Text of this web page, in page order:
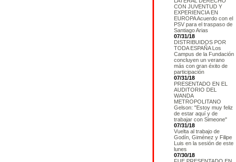
CON JUVENTUD Y
EXPERIENCIA EN
EUROPA Acuerdo con el
PSV para el traspaso de
Santiago Arias
07/31/18
DISTRIBUIDOS POR
TODA ESPAÑA Los
Campus de la Fundación
concluyen un verano
más con gran éxito de
participación
07/31/18
PRESENTADO EN EL
AUDITORIO DEL
WANDA
METROPOLITANO
Gelson: "Estoy muy feliz
de estar aquí y de
trabajar con Simeone"
07/31/18
Vuelta al trabajo de
Godín, Giménez y Filipe
Luis en la sesión de este
lunes
07/30/18